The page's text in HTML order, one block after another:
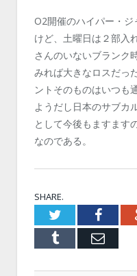
O2開催のハイパー・
けど、土曜日は２部入
さんのいないブランク
みれば大きなロスだっ
ントそのものはいつも
ようだし日本のサブカ
として今後もますます
なのである。
SHARE.
Twitter
Tumblr Email